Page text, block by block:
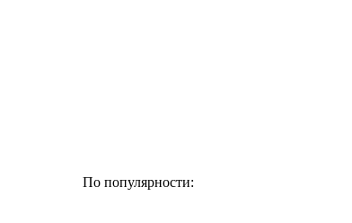
По популярности: